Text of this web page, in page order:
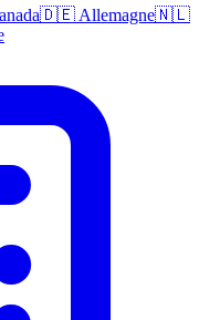
🇩🇪 Allemagne🇳🇱